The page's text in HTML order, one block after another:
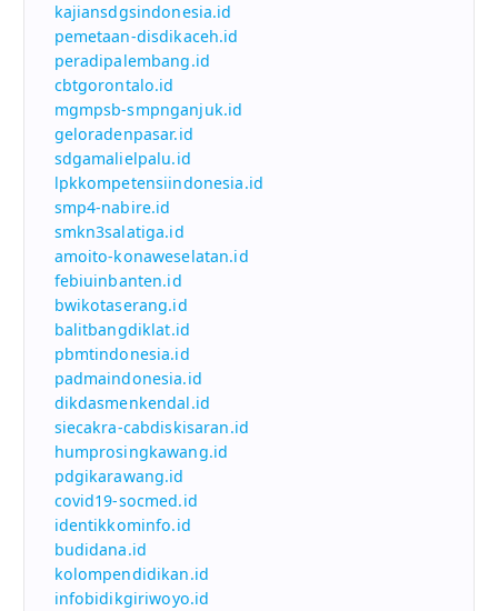
kajiansdgsindonesia.id
pemetaan-disdikaceh.id
peradipalembang.id
cbtgorontalo.id
mgmpsb-smpnganjuk.id
geloradenpasar.id
sdgamalielpalu.id
lpkkompetensiindonesia.id
smp4-nabire.id
smkn3salatiga.id
amoito-konaweselatan.id
febiuinbanten.id
bwikotaserang.id
balitbangdiklat.id
pbmtindonesia.id
padmaindonesia.id
dikdasmenkendal.id
siecakra-cabdiskisaran.id
humprosingkawang.id
pdgikarawang.id
covid19-socmed.id
identikkominfo.id
budidana.id
kolompendidikan.id
infobidikgiriwoyo.id